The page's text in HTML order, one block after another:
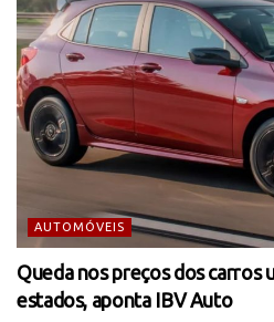
AUTOMÓVEIS
Queda nos preços dos carros
estados, aponta IBV Auto